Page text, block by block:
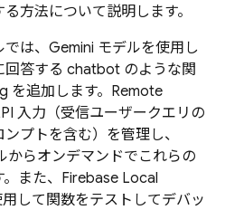
方法について説明します。
は、 Gemini モデルを使用し
回答する chatbot のような関
を追加します。 Remote
入力（受信ユーザークエリの
プトを含む）を管理し、
からオンデマンドでこれらの
また、 Firebase Local
して関数をテストしてデバッ